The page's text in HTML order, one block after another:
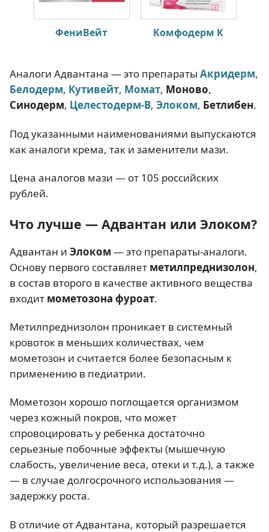
ФениВейт Комфодерм К
Аналоги Адвантана — это препараты Акридерм,
Белодерм, Кутивейт, Момат, Моново,
Синодерм, Целестодерм-В, Элоком, Бетлибен.
Под указанными наименованиями выпускаются
как аналоги крема, так и заменители мази.
Цена аналогов мази — от 105 российских
рублей.
Что лучше — Адвантан или Элоком?
Адвантан и Элоком — это препараты-аналоги.
Основу первого составляет метилпреднизолон,
в состав второго в качестве активного вещества
входит мометозона фуроат.
Метилпреднизолон проникает в системный
кровоток в меньших количествах, чем
мометозон и считается более безопасным к
применению в педиатрии.
Мометозон хорошо поглощается организмом
через кожный покров, что может
спровоцировать у ребенка достаточно
серьезные побочные эффекты (мышечную
слабость, увеличение веса, отеки и т.д.), а также
— в случае долгосрочного использования —
задержку роста.
В отличие от Адвантана, который разрешается